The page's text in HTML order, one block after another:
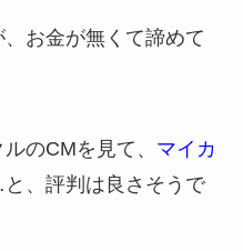
お金が無くて諦めて
のCMを見て、 マイカ
、評判は良さそうで